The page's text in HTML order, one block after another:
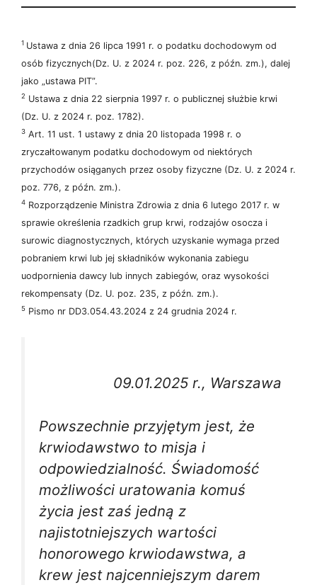
1 Ustawa z dnia 26 lipca 1991 r. o podatku dochodowym od
osób fizycznych(Dz. U. z 2024 r. poz. 226, z późn. zm.), dalej
jako „ustawa PIT”.
2 Ustawa z dnia 22 sierpnia 1997 r. o publicznej służbie krwi
(Dz. U. z 2024 r. poz. 1782).
3 Art. 11 ust. 1 ustawy z dnia 20 listopada 1998 r. o
zryczałtowanym podatku dochodowym od niektórych
przychodów osiąganych przez osoby fizyczne (Dz. U. z 2024 r.
poz. 776, z późn. zm.).
4 Rozporządzenie Ministra Zdrowia z dnia 6 lutego 2017 r. w
sprawie określenia rzadkich grup krwi, rodzajów osocza i
surowic diagnostycznych, których uzyskanie wymaga przed
pobraniem krwi lub jej składników wykonania zabiegu
uodpornienia dawcy lub innych zabiegów, oraz wysokości
rekompensaty (Dz. U. poz. 235, z późn. zm.).
5 Pismo nr DD3.054.43.2024 z 24 grudnia 2024 r.
09.01.2025 r., Warszawa
Powszechnie przyjętym jest, że
krwiodawstwo to misja i
odpowiedzialność. Świadomość
możliwości uratowania komuś
życia jest zaś jedną z
najistotniejszych wartości
honorowego krwiodawstwa, a
krew jest najcenniejszym darem